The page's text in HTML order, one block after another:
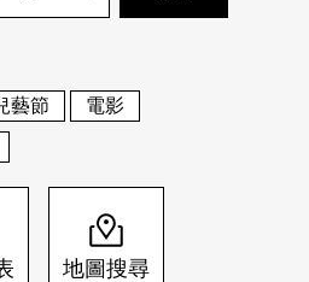
English
登入/註冊
藝節
電影
地圖搜尋